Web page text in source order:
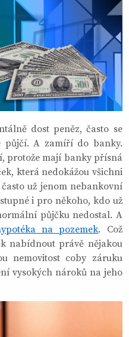
dost peněz, často se
půjčí. A zamíří do banky.
protože mají banky přísná
která nedokážou všichni
už jenom nebankovní
i pro někoho, kdo už
půjčku nedostal. A
na pozemek. Což
nabídnout právě nějakou
nemovitost coby záruku
vysokých nároků na jeho